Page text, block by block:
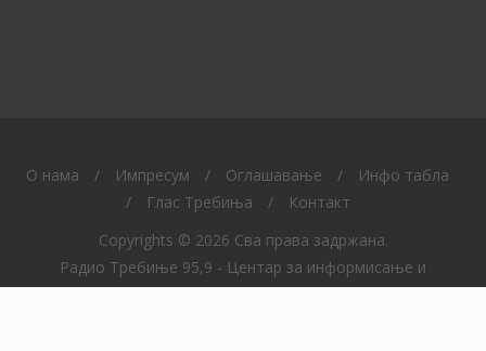
O нама / Импресум / Оглашавање /
Инфо табла
/
Глас Требиња /
Контакт
Copyrights © 2026 Сва права задржана.
Радио Требиње 95,9 - Центар за информисање и
образовање